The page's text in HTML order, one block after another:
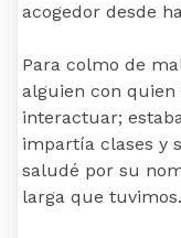
acogedor desde
Para colmo de
alguien con
interactuar;
impartía clases y
saludé por su
larga que tuvimos.